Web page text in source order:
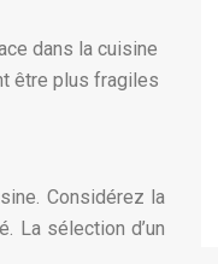
dans la cuisine
être plus fragiles
Considérez la
La sélection d’un